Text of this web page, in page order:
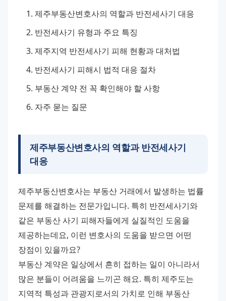
제주부동산변호사의 역할과 반전세사기 대응
반전세사기 유형과 주요 특징
제주지역 반전세사기 피해 현황과 대처법
반전세사기 피해시 법적 대응 절차
부동산 계약 전 꼭 확인해야 할 사항
자주 묻는 질문
제주부동산변호사의 역할과 반전세사기
대응
제주부동산변호사는 부동산 거래에서 발생하는 법률
문제를 해결하는 전문가입니다. 특히 반전세사기와
같은 부동산 사기 피해자들에게 실질적인 도움을
제공하는데요, 이런 변호사의 도움을 받으면 어떤
장점이 있을까요?
부동산 계약은 일상에서 흔히 접하는 일이 아니라서
많은 분들이 어려움을 느끼곤 해요. 특히 제주도는
지역적 특성과 관광지로서의 가치로 인해 부동산